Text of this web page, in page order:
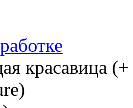
красавица